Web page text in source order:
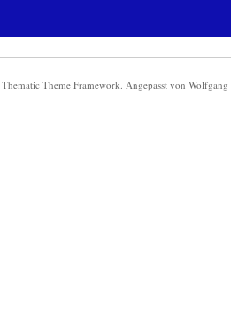
Thematic Theme Framework. Angepasst von